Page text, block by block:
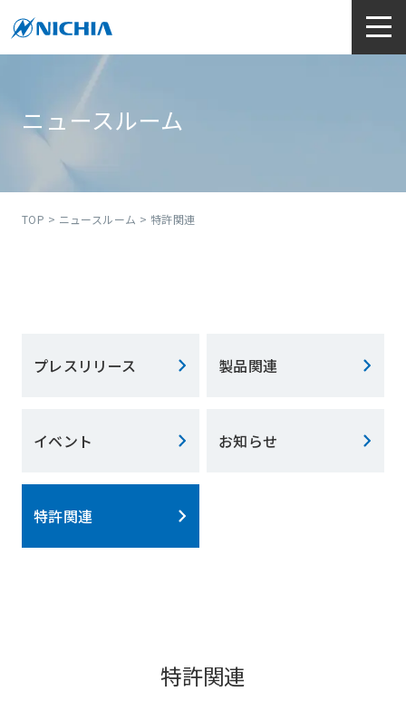
ニュースルーム
TOP > ニュースルーム > 特許関連
プレスリリース 製品関連
イベント お知らせ
特許関連
特許関連